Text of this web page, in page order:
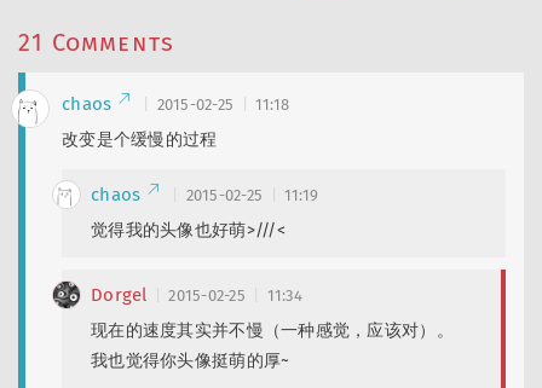
21 Comments
chaos 2015-02-25 11:18
改变是个缓慢的过程
chaos 2015-02-25 11:19
觉得我的头像也好萌>///<
Dorgel 2015-02-25 11:34
现在的速度其实并不慢（一种感觉，应该对）。
我也觉得你头像挺萌的厚~